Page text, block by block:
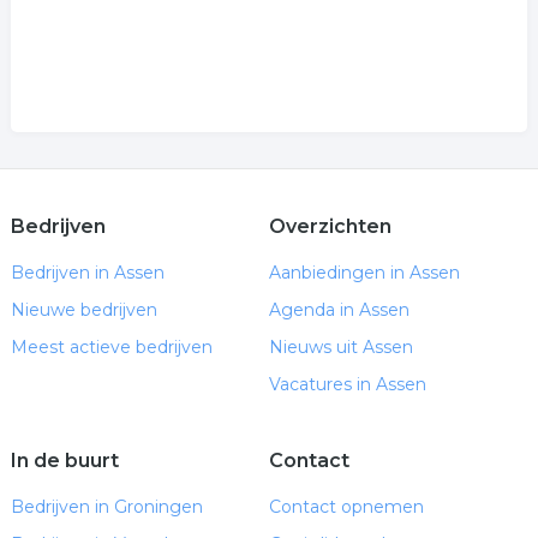
Bedrijven
Bedrijven in Assen
Nieuwe bedrijven
Meest actieve bedrijven
Overzichten
Aanbiedingen in Assen
Agenda in Assen
Nieuws uit Assen
Vacatures in Assen
In de buurt
Bedrijven in Groningen
Contact
Contact opnemen